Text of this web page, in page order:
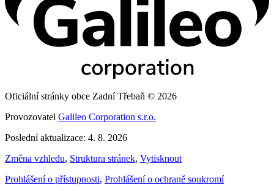
Oficiální stránky obce Zadní Třebaň © 2026
Provozovatel Galileo Corporation s.r.o.
Poslední aktualizace: 4. 8. 2026
Změna vzhledu, Struktura stránek, Vytisknout
Prohlášení o přístupnosti, Prohlášení o ochraně soukromí